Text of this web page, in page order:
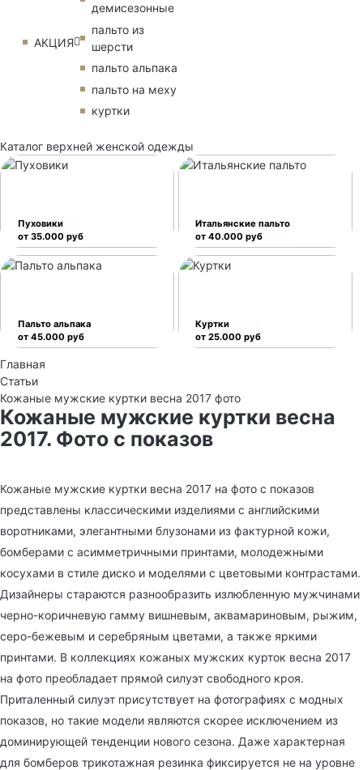
АКЦИЯ
демисезонные
пальто из
шерсти
пальто альпака
пальто на меху
куртки
Каталог верхней женской одежды
Пуховики
от 35.000 руб
Итальянские пальто
от 40.000 руб
Пальто альпака
от 45.000 руб
Куртки
от 25.000 руб
Главная
Статьи
Кожаные мужские куртки весна 2017 фото
Кожаные мужские куртки весна
2017. Фото с показов
Кожаные мужские куртки весна 2017 на фото с показов
представлены классическими изделиями с английскими
воротниками, элегантными блузонами из фактурной кожи,
бомберами с асимметричными принтами, молодежными
косухами в стиле диско и моделями с цветовыми контрастами.
Дизайнеры стараются разнообразить излюбленную мужчинами
черно-коричневую гамму вишневым, аквамариновым, рыжим,
серо-бежевым и серебряным цветами, а также яркими
принтами. В коллекциях кожаных мужских курток весна 2017
на фото преобладает прямой силуэт свободного кроя.
Приталенный силуэт присутствует на фотографиях с модных
показов, но такие модели являются скорее исключением из
доминирующей тенденции нового сезона. Даже характерная
для бомберов трикотажная резинка фиксируется не на уровне